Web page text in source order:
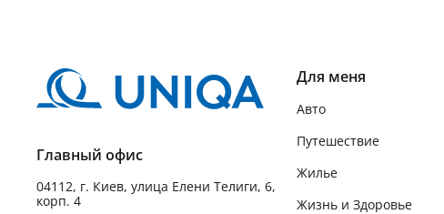
Главный офис
04112, г. Киев, улица Елени Телиги, 6,
корп. 4
Для меня
Авто
Путешествие
Жилье
Жизнь и Здоровье